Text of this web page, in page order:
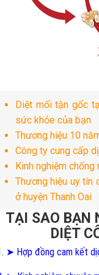
Diệt mối tận gốc
sức khỏe của bạn
Thương hiệu 10
Công ty cung cấp
Kinh nghiệm
Thương hiệu uy tín
ở huyện Thanh Oai
TẠI SAO BẠN
DIỆT
➤ Hợp đồng cam kết